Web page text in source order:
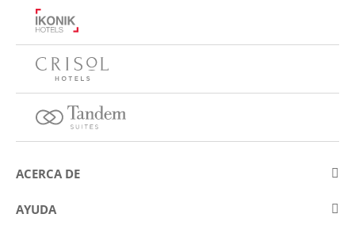
ACERCA DE
Sobre Eurostars Hotel Company
AYUDA